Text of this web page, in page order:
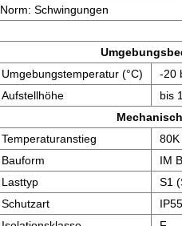
Norm: Schwingungen
Umgebungstemperatur (°C)
-20
Aufstellhöhe
bis
Temperaturanstieg
80K
Bauform
IM
Lasttyp
S1
Schutzart
IP55